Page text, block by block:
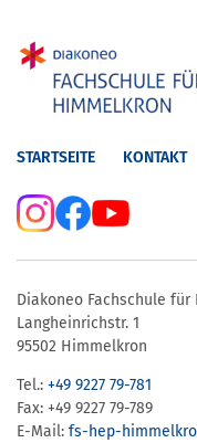
STARTSEITE KONTAKT
Diakoneo Fachschule
Langheinrichstr. 1
95502 Himmelkron
Tel.: +49 9227 79-781
Fax: +49 9227 79-789
E-Mail: fs-hep-